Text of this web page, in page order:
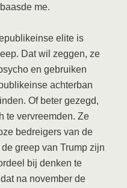
me.
elite is
Dat wil zeggen, ze
en gebruiken
achterban
Of beter gezegd,
te vervreemden. Ze
bedreigers van de
greep van Trump zijn
bij denken te
na november de